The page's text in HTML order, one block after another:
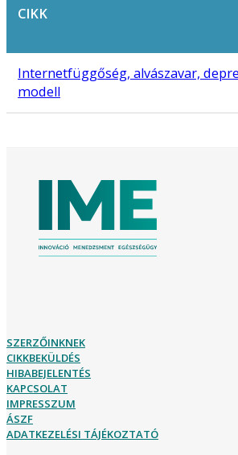
CIKK
Internetfüggőség, alvászavar,
modell
SZERZŐINKNEK
CIKKBEKÜLDÉS
HIBABEJELENTÉS
KAPCSOLAT
IMPRESSZUM
ÁSZF
ADATKEZELÉSI TÁJÉKOZTATÓ